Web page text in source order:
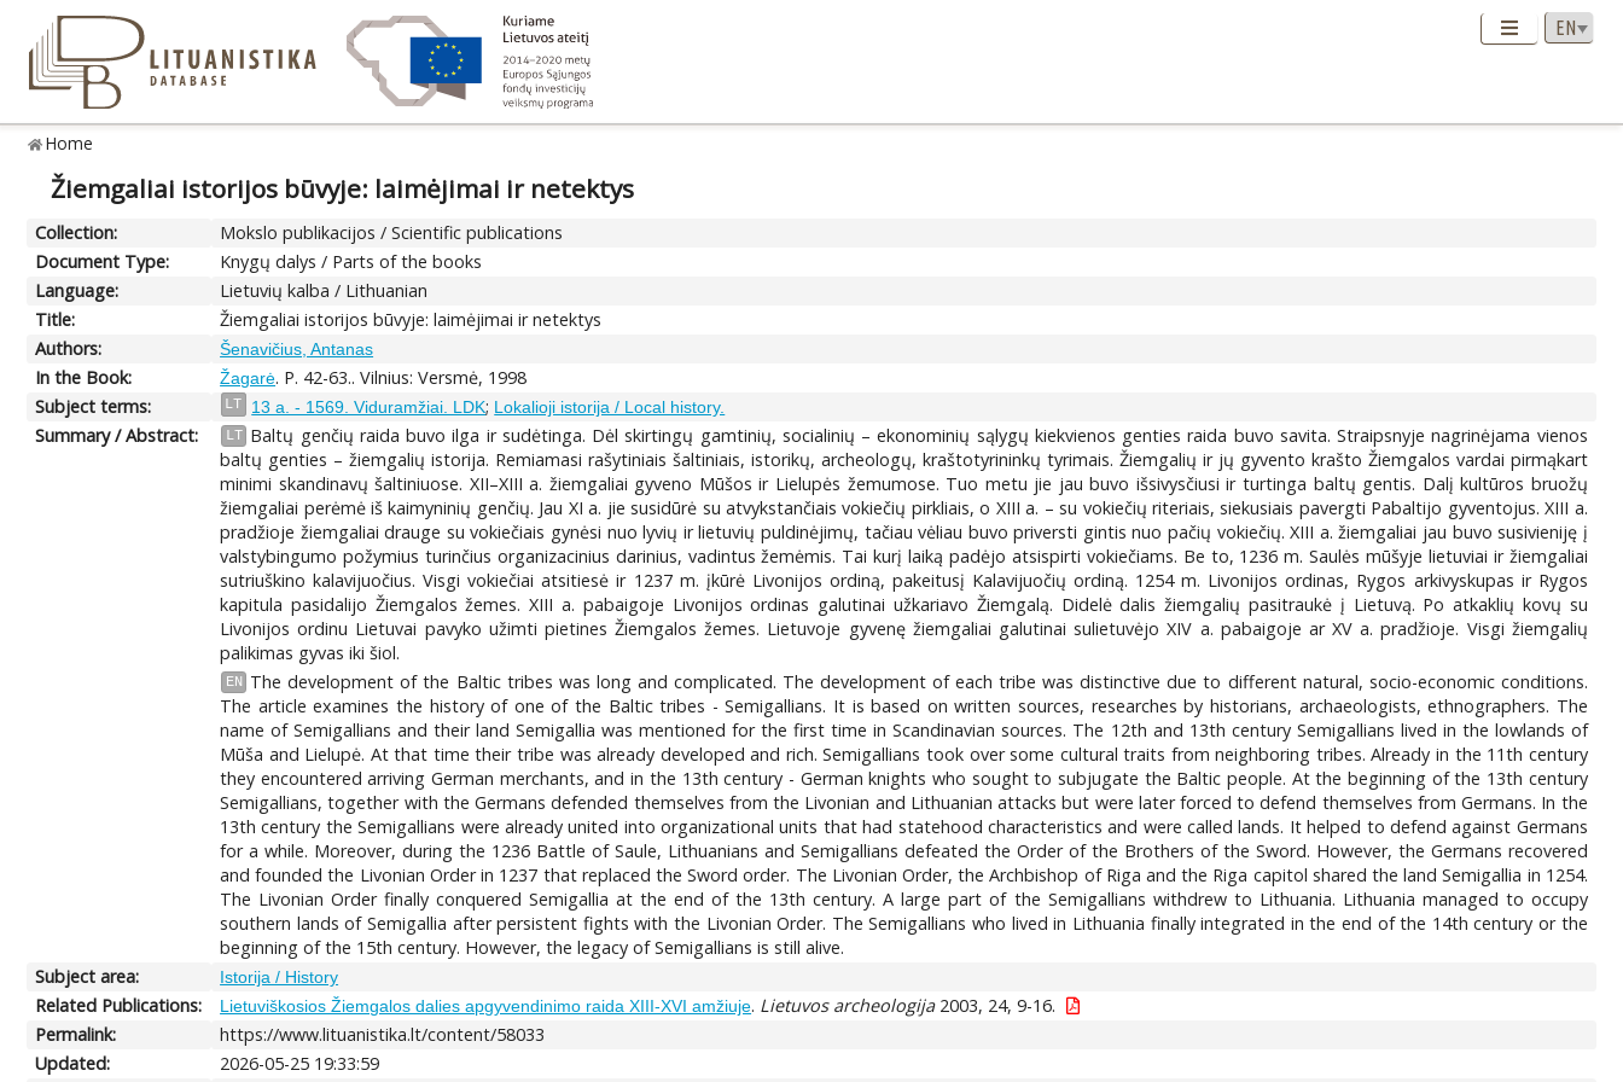
Home
Žiemgaliai istorijos būvyje: laimėjimai ir netektys
Collection:
Mokslo publikacijos / Scientific publications
Document Type:
Knygų dalys / Parts of the books
Language:
Lietuvių kalba / Lithuanian
Title:
Žiemgaliai istorijos būvyje: laimėjimai ir netektys
Authors:
Šenavičius, Antanas
In the Book: Žagarė. P. 42-63.. Vilnius: Versmė, 1998
Subject terms:
LT 13 a. - 1569. Viduramžiai. LDK; Lokalioji istorija / Local history.
Summary / Abstract: LT Baltų genčių raida buvo ilga ir sudėtinga. Dėl skirtingų gamtinių, socialinių – ekonominių sąlygų kiekvienos genties raida buvo savita. Straipsnyje nagrinėjama vienos
baltų genties – žiemgalių istorija. Remiamasi rašytiniais šaltiniais, istorikų, archeologų, kraštotyrininkų tyrimais. Žiemgalių ir jų gyvento krašto Žiemgalos vardai pirmąkart
minimi skandinavų šaltiniuose. XII–XIII a. žiemgaliai gyveno Mūšos ir Lielupės žemumose. Tuo metu jie jau buvo išsivysčiusi ir turtinga baltų gentis. Dalį kultūros bruožų
žiemgaliai perėmė iš kaimyninių genčių. Jau XI a. jie susidūrė su atvykstančiais vokiečių pirkliais, o XIII a. – su vokiečių riteriais, siekusiais pavergti Pabaltijo gyventojus. XIII a.
pradžioje žiemgaliai drauge su vokiečiais gynėsi nuo lyvių ir lietuvių puldinėjimų, tačiau vėliau buvo priversti gintis nuo pačių vokiečių. XIII a. žiemgaliai jau buvo susivieniję į
valstybingumo požymius turinčius organizacinius darinius, vadintus žemėmis. Tai kurį laiką padėjo atsispirti vokiečiams. Be to, 1236 m. Saulės mūšyje lietuviai ir žiemgaliai
sutriuškino kalavijuočius. Visgi vokiečiai atsitiesė ir 1237 m. įkūrė Livonijos ordiną, pakeitusį Kalavijuočių ordiną. 1254 m. Livonijos ordinas, Rygos arkivyskupas ir Rygos
kapitula pasidalijo Žiemgalos žemes. XIII a. pabaigoje Livonijos ordinas galutinai užkariavo Žiemgalą. Didelė dalis žiemgalių pasitraukė į Lietuvą. Po atkaklių kovų su
Livonijos ordinu Lietuvai pavyko užimti pietines Žiemgalos žemes. Lietuvoje gyvenę žiemgaliai galutinai sulietuvėjo XIV a. pabaigoje ar XV a. pradžioje. Visgi žiemgalių
palikimas gyvas iki šiol.
EN
The development of the Baltic tribes was long and complicated. The development of each tribe was distinctive due to different natural, socio-economic conditions.
The article examines the history of one of the Baltic tribes - Semigallians. It is based on written sources, researches by historians, archaeologists, ethnographers. The
name of Semigallians and their land Semigallia was mentioned for the first time in Scandinavian sources. The 12th and 13th century Semigallians lived in the lowlands of
Mūša and Lielupė. At that time their tribe was already developed and rich. Semigallians took over some cultural traits from neighboring tribes. Already in the 11th century
they encountered arriving German merchants, and in the 13th century - German knights who sought to subjugate the Baltic people. At the beginning of the 13th century
Semigallians, together with the Germans defended themselves from the Livonian and Lithuanian attacks but were later forced to defend themselves from Germans. In the
13th century the Semigallians were already united into organizational units that had statehood characteristics and were called lands. It helped to defend against Germans
for a while. Moreover, during the 1236 Battle of Saule, Lithuanians and Semigallians defeated the Order of the Brothers of the Sword. However, the Germans recovered
and founded the Livonian Order in 1237 that replaced the Sword order. The Livonian Order, the Archbishop of Riga and the Riga capitol shared the land Semigallia in 1254.
The Livonian Order finally conquered Semigallia at the end of the 13th century. A large part of the Semigallians withdrew to Lithuania. Lithuania managed to occupy
southern lands of Semigallia after persistent fights with the Livonian Order. The Semigallians who lived in Lithuania finally integrated in the end of the 14th century or the
beginning of the 15th century. However, the legacy of Semigallians is still alive.
Subject area:
Istorija / History
Related Publications: Lietuviškosios Žiemgalos dalies apgyvendinimo raida XIII-XVI amžiuje. Lietuvos archeologija2003, 24, 9-16.
Permalink:
https://www.lituanistika.lt/content/58033
Updated:
2026-05-25 19:33:59